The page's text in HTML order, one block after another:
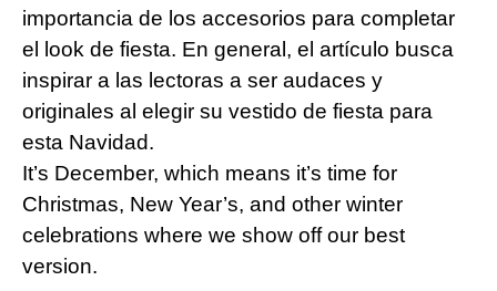
importancia de los accesorios para completar
el look de fiesta. En general, el artículo busca
inspirar a las lectoras a ser audaces y
originales al elegir su vestido de fiesta para
esta Navidad.
It’s December, which means it’s time for
Christmas, New Year’s, and other winter
celebrations where we show off our best
version.